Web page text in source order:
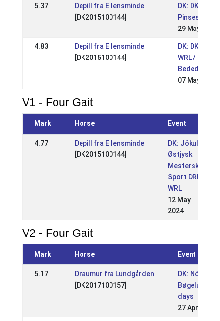
5.37
Depill fra Ellensminde
[DK2015100144]
DK: DK -
Pinsestævne
29 May 2023
4.83
Depill fra Ellensminde
[DK2015100144]
DK: DK -
WRL / DRL
07 May 2023
V1 - Four Gait
Mark Horse Event
4.77
Depill fra Ellensminde
[DK2015100144]
DK: Jökull -
Østjysk
Mesterskab
Sport DRL /
WRL
12 May
2024
V2 - Four Gait
Mark Horse Event
5.17
Draumur fra Lundgården
[DK2017100157]
DK: Nóri
Bøgelund
days
27 Apr 2025